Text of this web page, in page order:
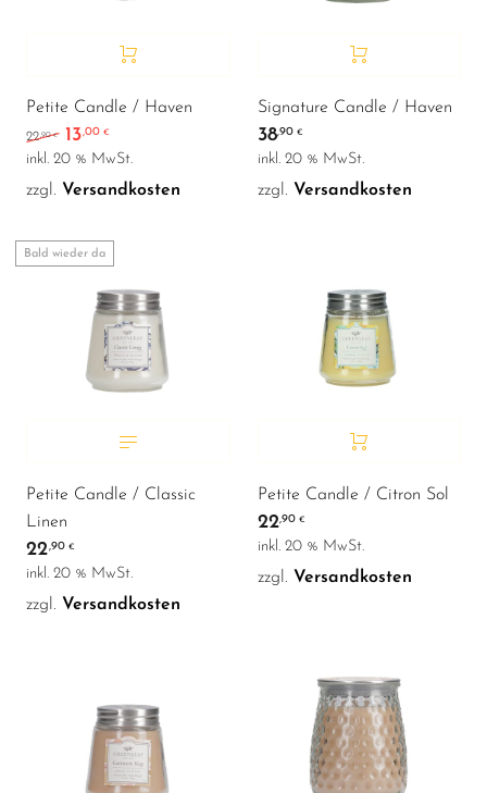
Petite Candle / Haven
22,90€ Ursprünglicher Preis war: 22,90 €
13,00 € Aktueller Preis ist: 13,00 €.
inkl. 20 % MwSt.
zzgl. Versandkosten
Signature Candle / Haven
38,90€
inkl. 20 % MwSt.
zzgl. Versandkosten
Bald wieder da
Petite Candle / Classic
Linen
22,90 €
inkl. 20 % MwSt.
zzgl. Versandkosten
Petite Candle / Citron Sol
22,90€
inkl. 20 % MwSt.
zzgl. Versandkosten